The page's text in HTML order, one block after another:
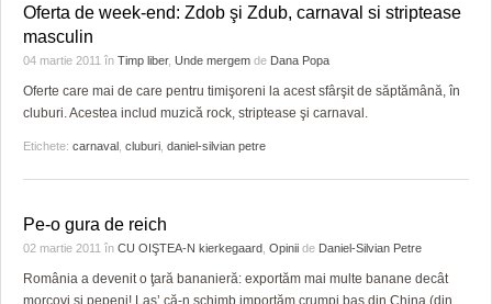
Oferta de week-end: Zdob şi Zdub, carnaval si striptease
masculin
04 martie 2011 în Timp liber, Unde mergem de Dana Popa
Oferte care mai de care pentru timişoreni la acest sfârşit de săptămână, în
cluburi. Acestea includ muzică rock, striptease şi carnaval.
Etichete: carnaval cluburi daniel-silvian petre
Pe-o gura de reich
02 martie 2011 în CU OIŞTEA-N kierkegaard Opinii de Daniel-Silvian Petre
România a devenit o ţară bananieră: exportăm mai multe banane decât
morcovi şi pepeni! Las’ că-n schimb importăm crumpi baş din China (din